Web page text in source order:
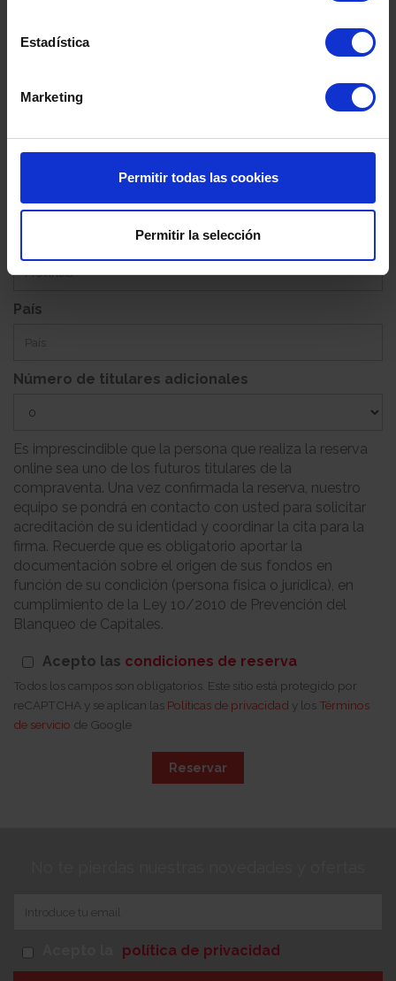
Estadística
Marketing
Permitir todas las cookies
Permitir la selección
Código postal
País
Número de titulares adicionales
Es imprescindible que la persona que realiza la reserva
online sea uno de los futuros titulares de la
compraventa. Una vez confirmada la reserva, nuestro
equipo se pondrá en contacto con usted para solicitar
acreditación de su identidad y coordinar la cita para la
firma. Recuerde que es obligatorio aportar la
documentación sobre el origen de sus fondos en
función de su condición (persona física o jurídica), en
cumplimiento de la Ley 10/2010 de Prevención del
Blanqueo de Capitales.
Acepto las condiciones de reserva
Todos los campos son obligatorios. Este sitio está protegido por
reCAPTCHA y se aplican las Políticas de privacidad y los Términos
de servicio de Google
Reservar
política de privacidad